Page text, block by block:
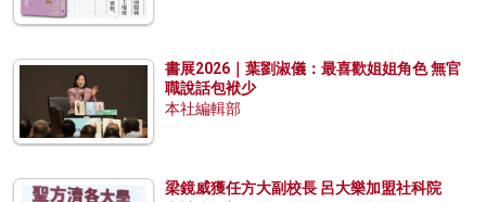
書展2026｜葉劉淑儀：最喜歡姐姐角色 無官
職說話包袱少
本社編輯部
梁鏡威獲任方大副校長 呂大樂加盟社科院